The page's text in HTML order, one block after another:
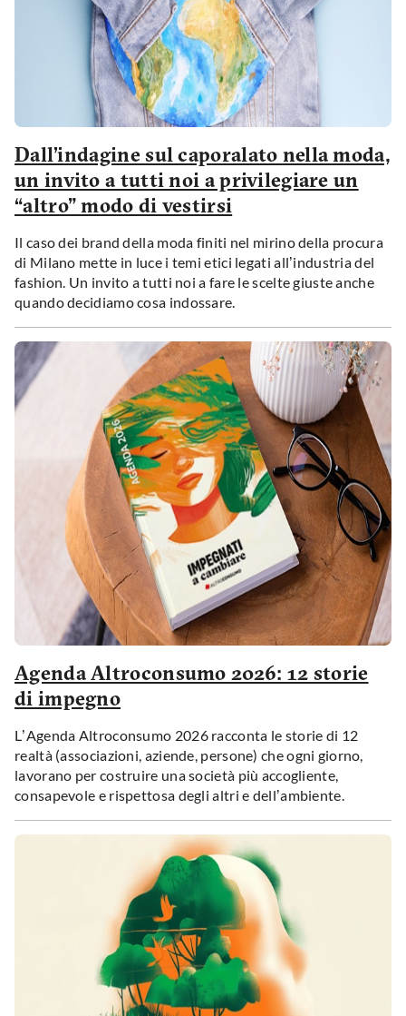
Dall’indagine sul caporalato nella moda,
un invito a tutti noi a privilegiare un
“altro” modo di vestirsi
Il caso dei brand della moda finiti nel mirino della procura
di Milano mette in luce i temi etici legati all’industria del
fashion. Un invito a tutti noi a fare le scelte giuste anche
quando decidiamo cosa indossare.
Agenda Altroconsumo 2026: 12 storie
di impegno
L’Agenda Altroconsumo 2026 racconta le storie di 12
realtà (associazioni, aziende, persone) che ogni giorno,
lavorano per costruire una società più accogliente,
consapevole e rispettosa degli altri e dell’ambiente.